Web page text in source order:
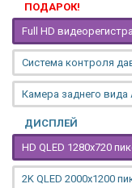
ПОДАРОК!
Full HD
Система контроля
Камера заднего вида
ДИСПЛЕЙ
HD QLED 1280x720
2K QLED 2000х1200